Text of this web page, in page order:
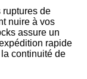
ruptures de
nuire à vos
assure un
rapide
continuité de